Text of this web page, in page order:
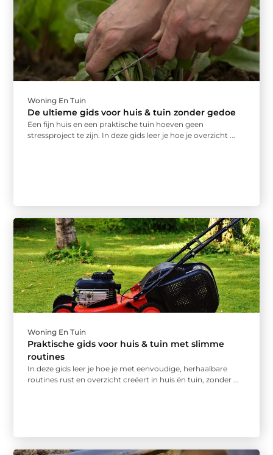
Woning En Tuin
De ultieme gids voor huis & tuin zonder gedoe
Een fijn huis en een praktische tuin hoeven geen
stressproject te zijn. In deze gids leer je hoe je overzicht ...
Woning En Tuin
Praktische gids voor huis & tuin met slimme
routines
In deze gids leer je hoe je met eenvoudige, herhaalbare
routines rust en overzicht creëert in huis én tuin, zonder ...